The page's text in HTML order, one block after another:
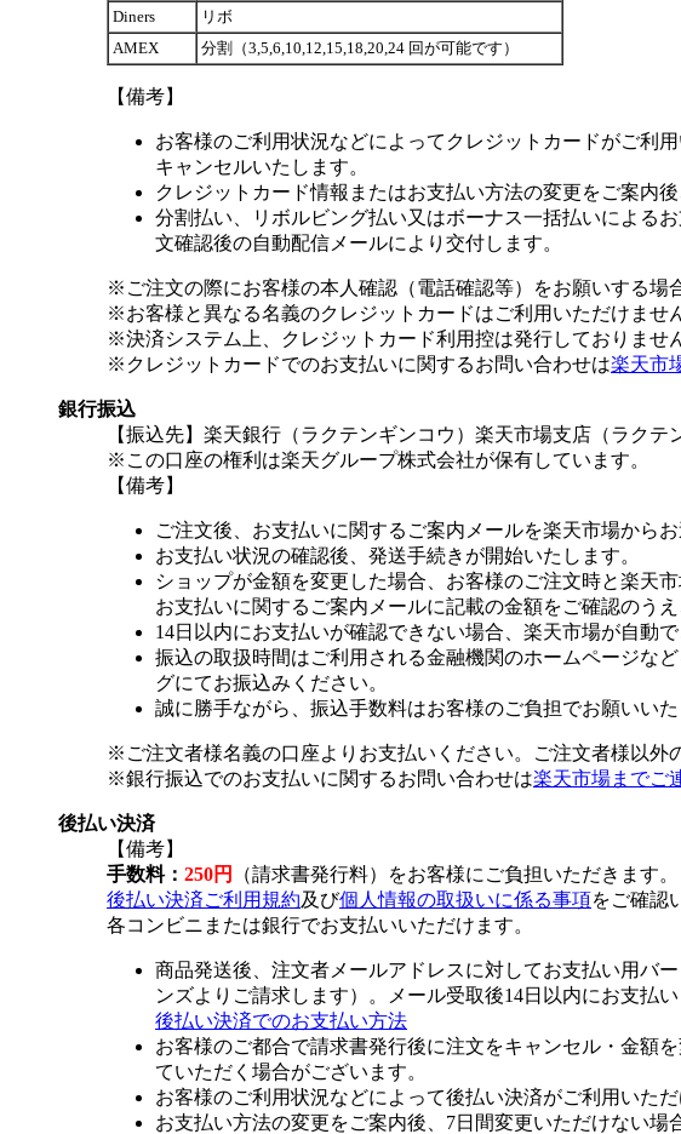
Diners
リボ
AMEX
分割（3,5,6,10,12,15,18,20,24 回が可能です）
【備考】
お客様のご利用状況などによってクレジットカードがご利
キャンセルいたします。
クレジットカード情報またはお支払い方法の変更をご案内
分割払い、リボルビング払い又はボーナス一括払いによる
文確認後の自動配信メールにより交付します。
※ご注文の際にお客様の本人確認（電話確認等）をお願いする場
※お客様と異なる名義のクレジットカードはご利用いただけませ
※決済システム上、クレジットカード利用控は発行しておりませ
※クレジットカードでのお支払いに関するお問い合わせは楽天市
銀行振込
【振込先】楽天銀行（ラクテンギンコウ）楽天市場支店（ラク
※この口座の権利は楽天グループ株式会社が保有しています。
【備考】
ご注文後、お支払いに関するご案内メールを楽天市場からお
お支払い状況の確認後、発送手続きが開始いたします。
ショップが金額を変更した場合、お客様のご注文時と楽天
お支払いに関するご案内メールに記載の金額をご確認のうえ
14日以内にお支払いが確認できない場合、楽天市場が自動
振込の取扱時間はご利用される金融機関のホームページな
グにてお振込みください。
誠に勝手ながら、振込手数料はお客様のご負担でお願いいた
※ご注文者様名義の口座よりお支払いください。ご注文者様以外
※銀行振込でのお支払いに関するお問い合わせは楽天市場までご
後払い決済
【備考】
手数料： 250円
（請求書発行料）をお客様にご負担いただきます。
後払い決済ご利用規約及び個人情報の取扱いに係る事項をご確認
各コンビニまたは銀行でお支払いいただけます。
商品発送後、注文者メールアドレスに対してお支払い用バ
ンズよりご請求します）。メール受取後14日以内にお支払い
後払い決済でのお支払い方法
お客様のご都合で請求書発行後に注文をキャンセル・金額
ていただく場合がございます。
お客様のご利用状況などによって後払い決済がご利用いた
お支払い方法の変更をご案内後、7日間変更いただけない場